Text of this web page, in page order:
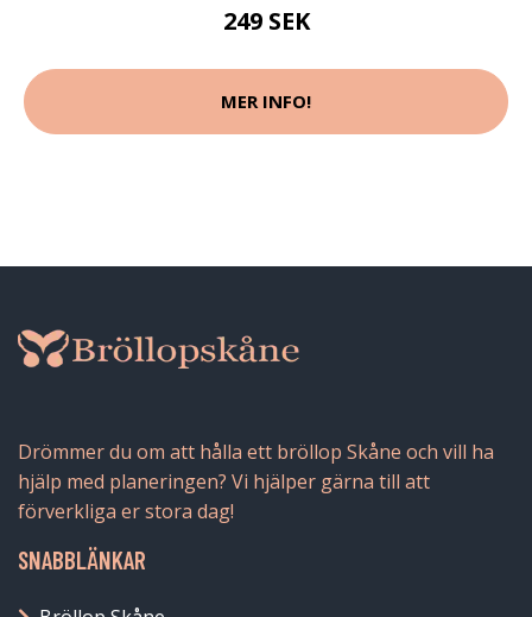
249 SEK
MER INFO!
Drömmer du om att hålla ett bröllop Skåne och vill ha
hjälp med planeringen? Vi hjälper gärna till att
förverkliga er stora dag!
SNABBLÄNKAR